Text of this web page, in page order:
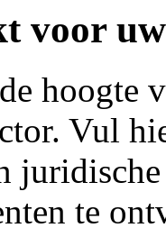
voor
hoogte
Vul
te